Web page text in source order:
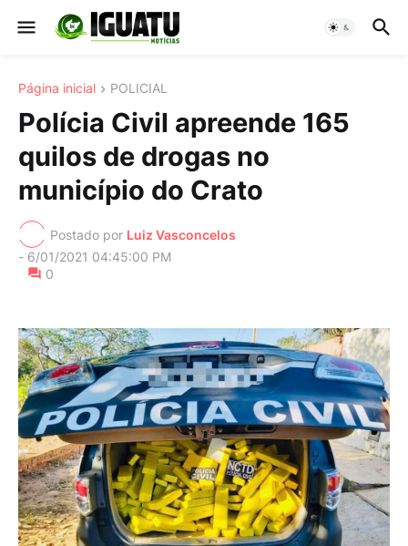
Página inicial POLICIAL
Polícia Civil apreende 165
quilos de drogas no
município do Crato
Postado por Luiz Vasconcelos
- 6/01/2021 04:45:00 PM
0